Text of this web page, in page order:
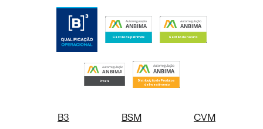
B3 BSM CVM